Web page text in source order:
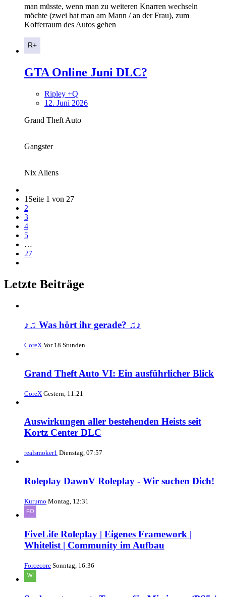
man müsste, wenn man zu weiteren Knarren wechseln
möchte (zwei hat man am Mann / an der Frau), zum
Kofferraum des Autos gehen
GTA Online Juni DLC?
Ripley +Q
12. Juni 2026
Grand Theft Auto
Gangster
Nix Aliens
1 Seite 1 von 27
2
3
4
5
…
27
Letzte Beiträge
♪♫ Was hört ihr gerade? ♫♪
CoreX Vor 18 Stunden
Grand Theft Auto VI: Ein ausführlicher Blick
CoreX Gestern, 11:21
Auswirkungen aller bestehenden Heists seit
Kortz Center DLC
realsmoker1 Dienstag, 07:57
Roleplay DawnV Roleplay - Wir suchen Dich!
Kurumo Montag, 12:31
FiveLife Roleplay | Eigenes Framework |
Whitelist | Community im Aufbau
Forcecore Sonntag, 16:36